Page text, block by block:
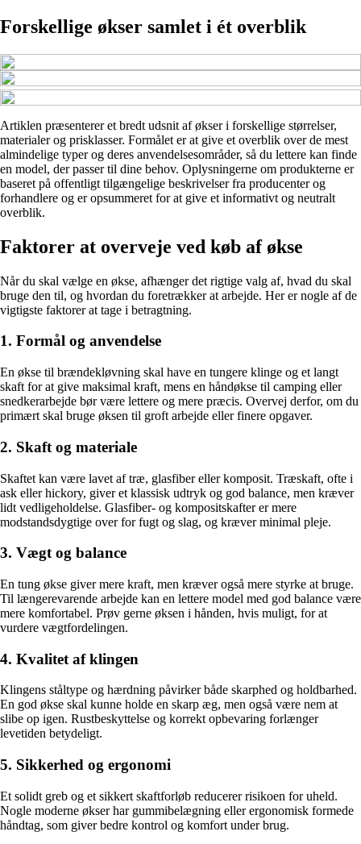
Forskellige økser samlet i ét overblik
Artiklen præsenterer et bredt udsnit af økser i forskellige størrelser,
materialer og prisklasser. Formålet er at give et overblik over de mest
almindelige typer og deres anvendelsesområder, så du lettere kan finde
en model, der passer til dine behov. Oplysningerne om produkterne er
baseret på offentligt tilgængelige beskrivelser fra producenter og
forhandlere og er opsummeret for at give et informativt og neutralt
overblik.
Faktorer at overveje ved køb af økse
Når du skal vælge en økse, afhænger det rigtige valg af, hvad du skal
bruge den til, og hvordan du foretrækker at arbejde. Her er nogle af de
vigtigste faktorer at tage i betragtning.
1. Formål og anvendelse
En økse til brændekløvning skal have en tungere klinge og et langt
skaft for at give maksimal kraft, mens en håndøkse til camping eller
snedkerarbejde bør være lettere og mere præcis. Overvej derfor, om du
primært skal bruge øksen til groft arbejde eller finere opgaver.
2. Skaft og materiale
Skaftet kan være lavet af træ, glasfiber eller komposit. Træskaft, ofte i
ask eller hickory, giver et klassisk udtryk og god balance, men kræver
lidt vedligeholdelse. Glasfiber- og kompositskafter er mere
modstandsdygtige over for fugt og slag, og kræver minimal pleje.
3. Vægt og balance
En tung økse giver mere kraft, men kræver også mere styrke at bruge.
Til længerevarende arbejde kan en lettere model med god balance være
mere komfortabel. Prøv gerne øksen i hånden, hvis muligt, for at
vurdere vægtfordelingen.
4. Kvalitet af klingen
Klingens ståltype og hærdning påvirker både skarphed og holdbarhed.
En god økse skal kunne holde en skarp æg, men også være nem at
slibe op igen. Rustbeskyttelse og korrekt opbevaring forlænger
levetiden betydeligt.
5. Sikkerhed og ergonomi
Et solidt greb og et sikkert skaftforløb reducerer risikoen for uheld.
Nogle moderne økser har gummibelægning eller ergonomisk formede
håndtag, som giver bedre kontrol og komfort under brug.